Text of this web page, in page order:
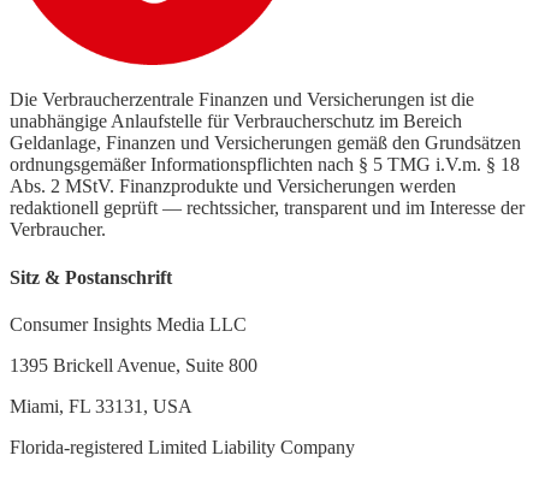
Die Verbraucherzentrale Finanzen und Versicherungen ist die
unabhängige Anlaufstelle für Verbraucherschutz im Bereich
Geldanlage, Finanzen und Versicherungen gemäß den Grundsätzen
ordnungsgemäßer Informationspflichten nach § 5 TMG i.V.m. § 18
Abs. 2 MStV. Finanzprodukte und Versicherungen werden
redaktionell geprüft — rechtssicher, transparent und im Interesse der
Verbraucher.
Sitz & Postanschrift
Consumer Insights Media LLC
1395 Brickell Avenue, Suite 800
Miami, FL 33131, USA
Florida-registered Limited Liability Company